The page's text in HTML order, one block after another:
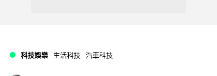
科技娛樂 生活科技 汽車科技